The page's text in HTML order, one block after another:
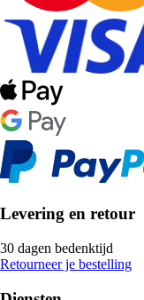
Levering en retour
30 dagen bedenktijd
Retourneer je bestelling